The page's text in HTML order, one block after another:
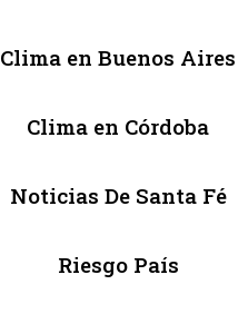
Clima en Buenos Aires
Clima en Córdoba
Noticias De Santa Fé
Riesgo País